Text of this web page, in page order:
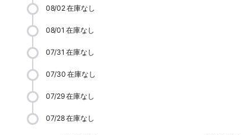
08/02在庫なし
08/01 在庫なし
07/31 在庫なし
07/30 在庫なし
07/29在庫なし
07/28在庫なし